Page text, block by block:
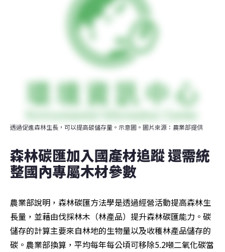
透過促進森林生長，可以提高碳儲存量。示意圖。圖片來源：農業部提供
森林碳匯加入國產材追蹤 還需統
整國內專屬木材參數
農業部說明，森林碳匯方法學是透過經營活動提高森林生
長量，並藉由伐採林木（林產品）提升森林碳匯能力。碳
儲存的計算主要來自林地的生物量以及收穫林產品儲存的
碳。農業部換算，平均每年每公頃可移除5.2噸二氧化碳當